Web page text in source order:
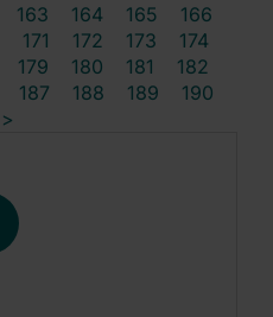
163 164 165
166
171 172 173
174
179 180 181
182
187 188 189
190
>